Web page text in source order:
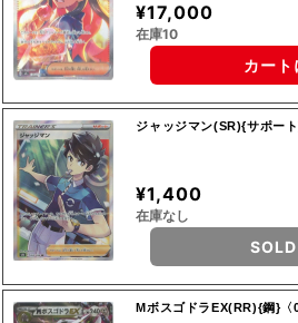
¥17,000
在庫10
カート
ジャッジマン(SR){サポー
¥1,400
在庫なし
MボスゴドラEX(RR){鋼}